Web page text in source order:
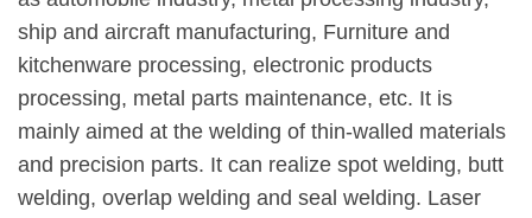
ship and aircraft manufacturing, Furniture and
kitchenware processing, electronic products
processing, metal parts maintenance, etc. It is
mainly aimed at the welding of thin-walled materials
and precision parts. It can realize spot welding, butt
welding, overlap welding and seal welding. Laser